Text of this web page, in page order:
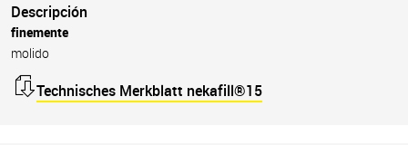
Descripción
finemente
molido
Technisches Merkblatt nekafill®15